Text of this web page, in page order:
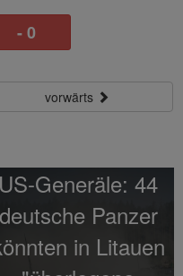
- 0
vorwärts
US-Generäle: 44
deutsche Panzer
in Litauen